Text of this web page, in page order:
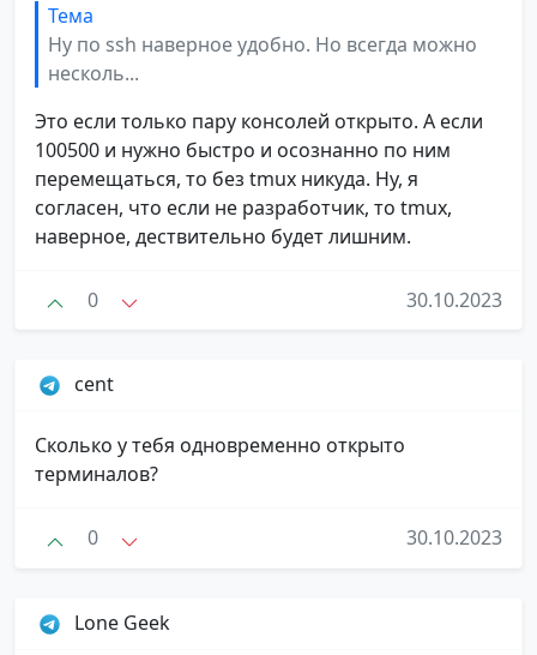
Тема
Ну по ssh наверное удобно. Но всегда можно
несколь...
Это если только пару консолей открыто. А если
100500 и нужно быстро и осознанно по ним
перемещаться, то без tmux никуда. Ну, я
согласен, что если не разработчик, то tmux,
наверное, дествительно будет лишним.
0 30.10.2023
cent
Сколько у тебя одновременно открыто
терминалов?
0 30.10.2023
Lone Geek